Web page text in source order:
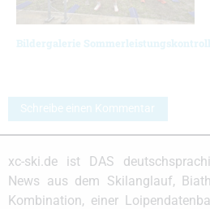
Bildergalerie
Schreibe einen Kommentar
xc-ski.de ist DAS
News aus dem Skilanglauf,
Kombination, einer